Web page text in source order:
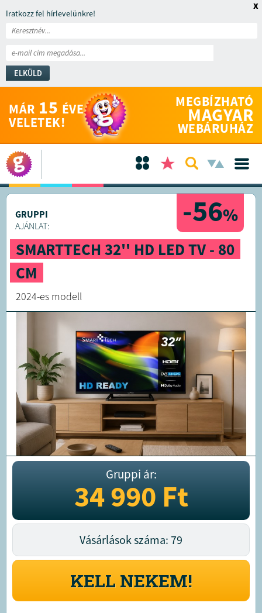
Iratkozz fel hírlevelünkre!
ELKÜLD
x
MÁR 15 ÉVE
VELETEK!
MEGBÍZHATÓ
MAGYAR
WEBÁRUHÁZ
-56%
GRUPPI
AJÁNLAT:
SMARTTECH 32'' HD LED TV - 80
CM
2024-es modell
Gruppi ár:
34 990Ft
Vásárlások száma: 79
KELL NEKEM!